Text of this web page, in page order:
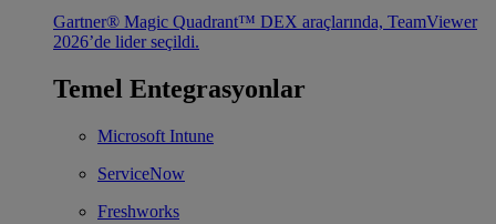
Gartner® Magic Quadrant™ DEX araçlarında, TeamViewer
2026’de lider seçildi.
Temel Entegrasyonlar
Microsoft Intune
ServiceNow
Freshworks